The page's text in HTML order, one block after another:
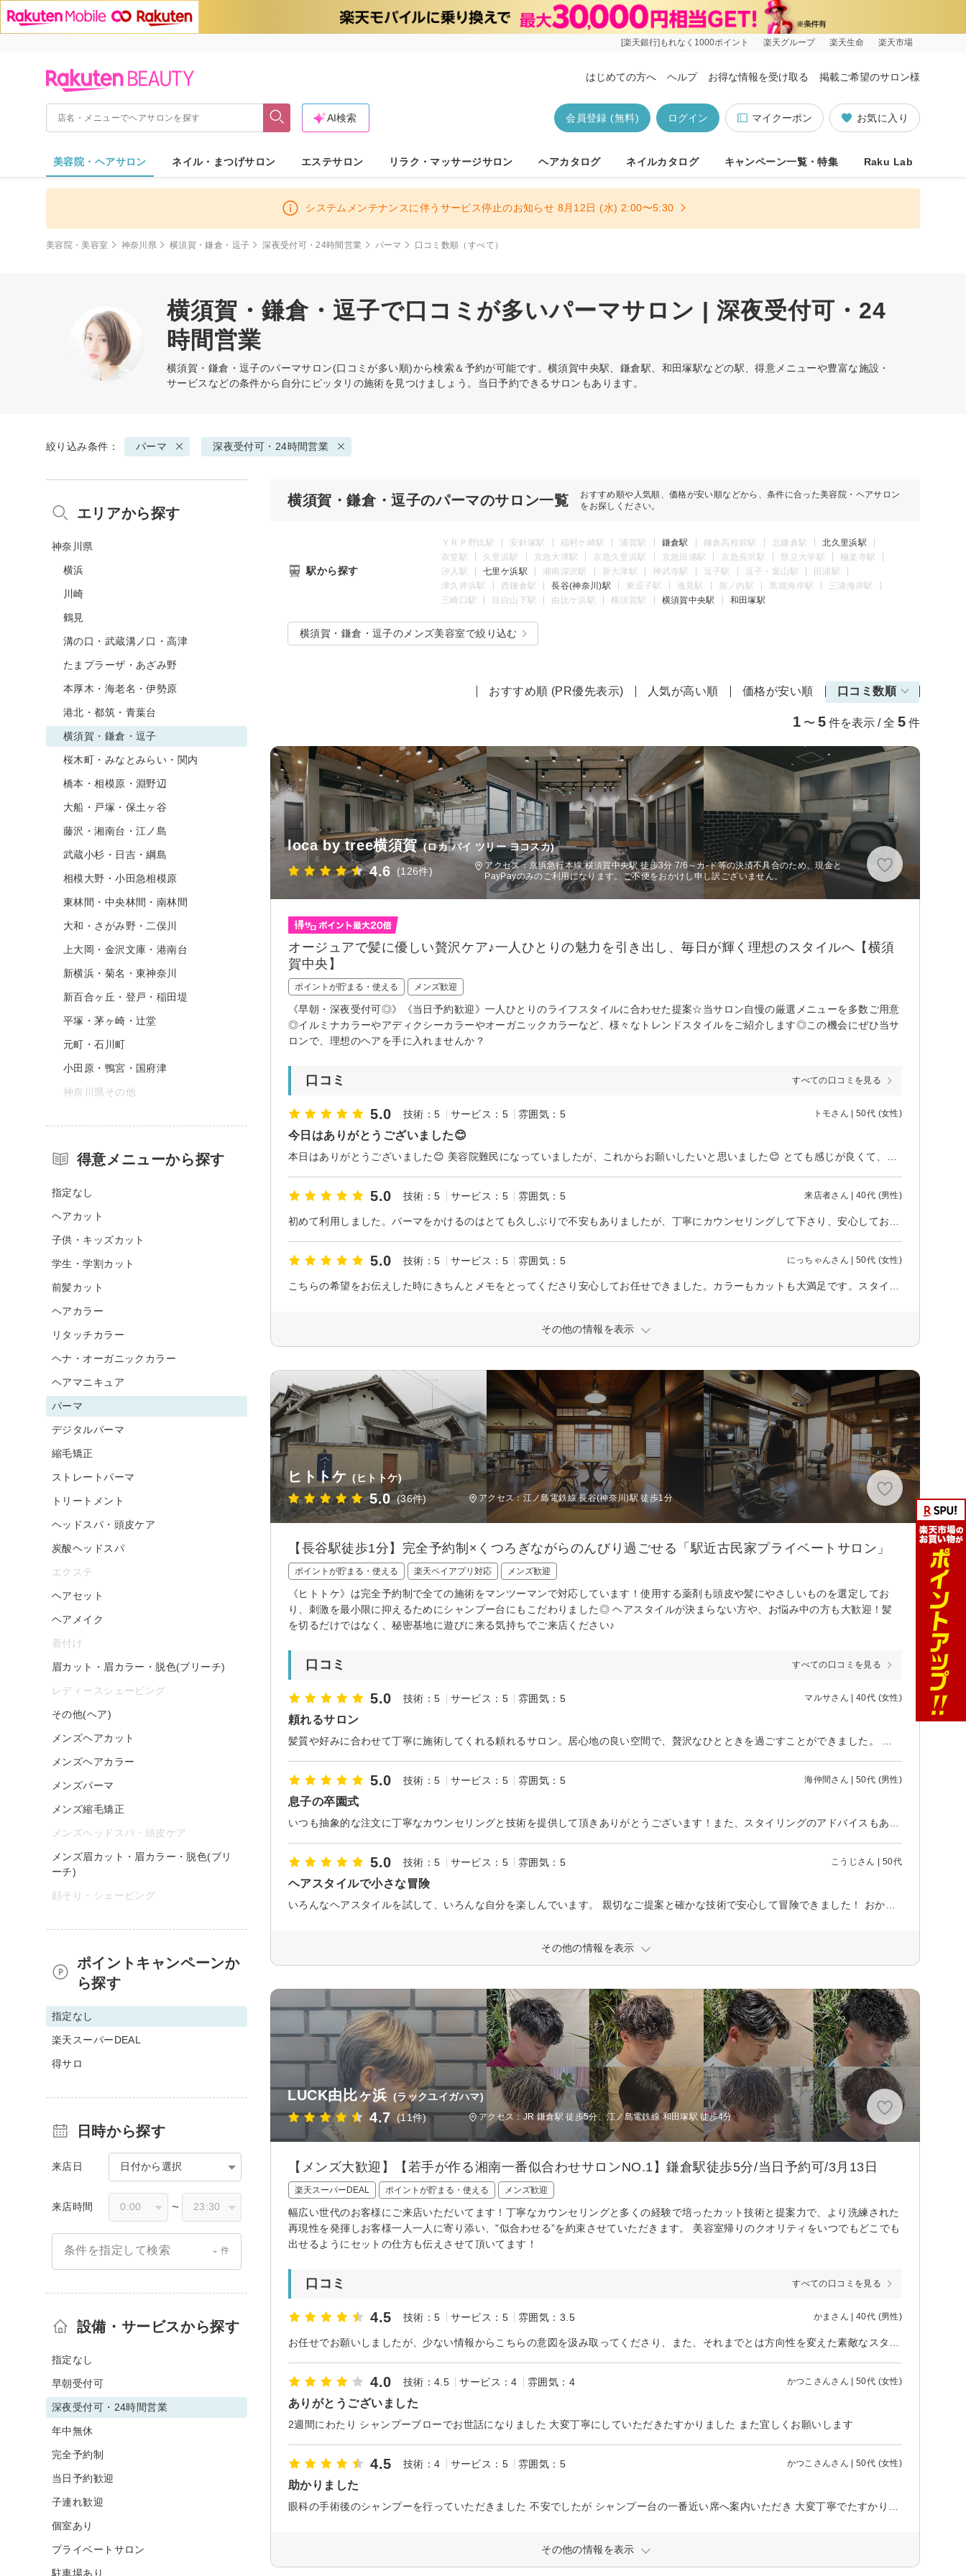
[楽天銀行]もれなく1000ポイント 楽天グループ 楽天生命 楽天市場
はじめての方へ ヘルプ お得な情報を受け取る 掲載ご希望のサロン様
お気に入り
マイクーポン
ログイン
会員登録 (無料)
AI検索
美容院・ヘアサロン ネイル・まつげサロン エステサロン リラク・マッサージサロン ヘアカタログ ネイルカタログ キャンペーン一覧・特集 Raku Lab
システムメンテナンスに伴うサービス停止のお知らせ 8月12日 (水) 2:00〜5:30
美容院・美容室 神奈川県 横須賀・鎌倉・逗子 深夜受付可・24時間営業 パーマ 口コミ数順（すべて）
横須賀・鎌倉・逗子で口コミが多いパーマサロン | 深夜受付可・24
時間営業
横須賀・鎌倉・逗子のパーマサロン(口コミが多い順)から検索＆予約が可能です。横須賀中央駅、鎌倉駅、和田塚駅などの駅、得意メニューや豊富な施設・
サービスなどの条件から自分にピッタリの施術を見つけましょう。当日予約できるサロンもあります。
絞り込み条件： パーマ 深夜受付可・24時間営業
横須賀・鎌倉・逗子のパーマのサロン一覧
おすすめ順や人気順、価格が安い順などから、条件に合った美容院・ヘアサロン
をお探しください。
駅から探す
ＹＲＰ野比駅 安針塚駅 稲村ケ崎駅 浦賀駅 鎌倉駅 鎌倉高校前駅 北鎌倉駅
北久里浜駅
衣笠駅
久里浜駅 京急大津駅 京急久里浜駅 京急田浦駅 京急長沢駅 県立大学駅
極楽寺駅
汐入駅
七里ケ浜駅 湘南深沢駅 新大津駅 神武寺駅 逗子駅 逗子・葉山駅
田浦駅
津久井浜駅
西鎌倉駅 長谷(神奈川)駅 東逗子駅 逸見駅 堀ノ内駅 馬堀海岸駅
三浦海岸駅
三崎口駅
目白山下駅 由比ケ浜駅 横須賀駅 横須賀中央駅 和田塚駅
横須賀・鎌倉・逗子のメンズ美容室で絞り込む
おすすめ順 (PR優先表示) 人気が高い順 価格が安い順 口コミ数順
1 〜 5 件を表示 / 全 5 件
loca by tree横須賀 (ロカ バイ ツリー ヨコスカ)
4.6 (126件)
アクセス：京浜急行本線 横須賀中央駅 徒歩3分 7/6～カ-ド等の決済不具合のため、現金と
PayPayのみのご利用になります。ご不便をおかけし申し訳ございません。
オージュアで髪に優しい贅沢ケア♪一人ひとりの魅力を引き出し、毎日が輝く理想のスタイルへ【横須
賀中央】
ポイントが貯まる・使える メンズ歓迎
《早朝・深夜受付可◎》《当日予約歓迎》一人ひとりのライフスタイルに合わせた提案☆当サロン自慢の厳選メニューを多数ご用意
◎イルミナカラーやアディクシーカラーやオーガニックカラーなど、様々なトレンドスタイルをご紹介します◎この機会にぜひ当サ
ロンで、理想のヘアを手に入れませんか？
口コミ すべての口コミを見る
5.0 技術：5 サービス：5 雰囲気：5 トモさん | 50代 (女性)
今日はありがとうございました😊
5.0 技術：5 サービス：5 雰囲気：5 来店者さん | 40代 (男性)
5.0 技術：5 サービス：5 雰囲気：5 にっちゃんさん | 50代 (女性)
その他の情報を表示
ヒトトケ (ヒトトケ)
5.0 (36件) アクセス：江ノ島電鉄線 長谷(神奈川)駅 徒歩1分
【長谷駅徒歩1分】完全予約制×くつろぎながらのんびり過ごせる「駅近古民家プライベートサロン」
ポイントが貯まる・使える 楽天ペイアプリ対応 メンズ歓迎
《ヒトトケ》は完全予約制で全ての施術をマンツーマンで対応しています！使用する薬剤も頭皮や髪にやさしいものを選定してお
り、刺激を最小限に抑えるためにシャンプー台にもこだわりました◎ ヘアスタイルが決まらない方や、お悩み中の方も大歓迎！髪
を切るだけではなく、秘密基地に遊びに来る気持ちでご来店ください♪
口コミ すべての口コミを見る
5.0 技術：5 サービス：5 雰囲気：5 マルサさん | 40代 (女性)
頼れるサロン
5.0 技術：5 サービス：5 雰囲気：5 海仲間さん | 50代 (男性)
息子の卒園式
5.0 技術：5 サービス：5 雰囲気：5 こうじさん | 50代
ヘアスタイルで小さな冒険
その他の情報を表示
LUCK由比ヶ浜 (ラックユイガハマ)
4.7 (11件) アクセス：JR 鎌倉駅 徒歩5分、江ノ島電鉄線 和田塚駅 徒歩4分
【メンズ大歓迎】【若手が作る湘南一番似合わせサロンNO.1】鎌倉駅徒歩5分/当日予約可/3月13日
楽天スーパーDEAL ポイントが貯まる・使える メンズ歓迎
幅広い世代のお客様にご来店いただいてます！丁寧なカウンセリングと多くの経験で培ったカット技術と提案力で、より洗練された
再現性を発揮しお客様一人一人に寄り添い、"似合わせる”を約束させていただきます。 美容室帰りのクオリティをいつでもどこでも
出せるようにセットの仕方も伝えさせて頂いてます！
口コミ すべての口コミを見る
4.5 技術：5 サービス：5 雰囲気：3.5 かまさん | 40代 (男性)
4.0 技術：4.5 サービス：4 雰囲気：4 かつこさんさん | 50代 (女性)
ありがとうございました
2週間にわたり シャンプーブローでお世話になりました 大変丁寧にしていただきたすかりました また宜しくお願いします
4.5 技術：4 サービス：5 雰囲気：5 かつこさんさん | 50代 (女性)
助かりました
その他の情報を表示
エリアから探す
神奈川県
横浜
川崎
鶴見
溝の口・武蔵溝ノ口・高津
たまプラーザ・あざみ野
本厚木・海老名・伊勢原
港北・都筑・青葉台
横須賀・鎌倉・逗子
桜木町・みなとみらい・関内
橋本・相模原・淵野辺
大船・戸塚・保土ヶ谷
藤沢・湘南台・江ノ島
武蔵小杉・日吉・綱島
相模大野・小田急相模原
東林間・中央林間・南林間
大和・さがみ野・二俣川
上大岡・金沢文庫・港南台
新横浜・菊名・東神奈川
新百合ヶ丘・登戸・稲田堤
平塚・茅ヶ崎・辻堂
元町・石川町
小田原・鴨宮・国府津
神奈川県その他
得意メニューから探す
指定なし
ヘアカット
子供・キッズカット
学生・学割カット
前髪カット
ヘアカラー
リタッチカラー
ヘナ・オーガニックカラー
ヘアマニキュア
パーマ
デジタルパーマ
縮毛矯正
ストレートパーマ
トリートメント
ヘッドスパ・頭皮ケア
炭酸ヘッドスパ
エクステ
ヘアセット
ヘアメイク
着付け
眉カット・眉カラー・脱色(ブリーチ)
レディースシェービング
その他(ヘア)
メンズヘアカット
メンズヘアカラー
メンズパーマ
メンズ縮毛矯正
メンズヘッドスパ・頭皮ケア
メンズ眉カット・眉カラー・脱色(ブリ
ーチ)
顔そり・シェービング
ポイントキャンペーンか
ら探す
指定なし
楽天スーパーDEAL
得サロ
日時から探す
来店日 日付から選択
来店時間 〜
条件を指定して検索 - 件
設備・サービスから探す
指定なし
早朝受付可
深夜受付可・24時間営業
年中無休
完全予約制
当日予約歓迎
子連れ歓迎
個室あり
プライベートサロン
駐車場あり